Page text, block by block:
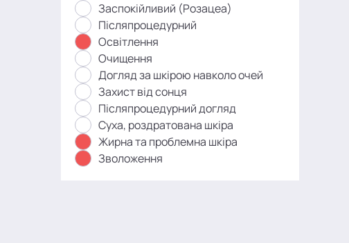
Заспокійливий (Розацеа)
Післяпроцедурний
Освітлення
Очищення
Догляд за шкірою навколо очей
Захист від сонця
Післяпроцедурний догляд
Суха, роздратована шкіра
Жирна та проблемна шкіра
Зволоження